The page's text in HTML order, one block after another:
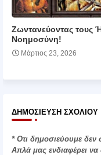
Ζωντανεύοντας τους
Νοημοσύνη!
Μάρτιος 23, 2026
ΔΗΜΟΣΊΕΥΣΗ ΣΧΟΛΊΟΥ
* Οτι δημοσιεύουμε δεν
Απλά μας ενδιαφέρει